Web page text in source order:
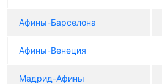
Афины-Барселона
Афины-Венеция
Мадрид-Афины